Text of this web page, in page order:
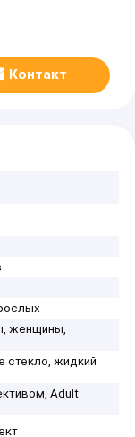
маска
Контакт
женщины,
стекло, жидкий
Adult